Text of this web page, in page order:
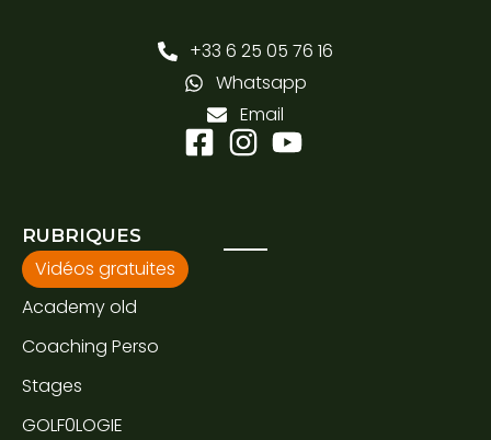
+33 6 25 05 76 16
Whatsapp
Email
RUBRIQUES
Vidéos gratuites
Academy old
Coaching Perso
Stages
GOLF0LOGIE